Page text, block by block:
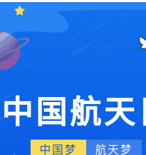
中国航天
中国梦 航天梦